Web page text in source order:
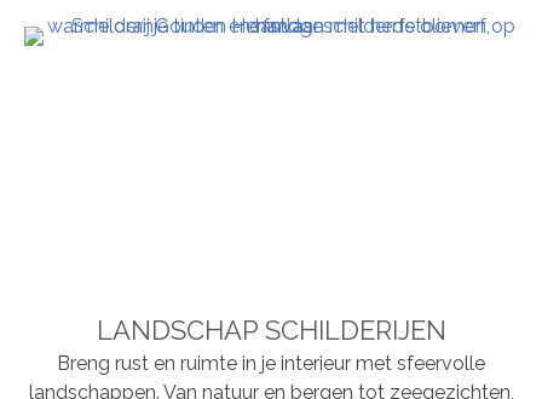
LANDSCHAP SCHILDERIJEN
Breng rust en ruimte in je interieur met sfeervolle
landschappen. Van natuur en bergen tot zeegezichten,